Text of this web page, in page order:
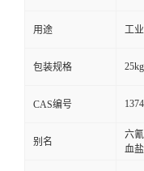
用途 工
包装规格
CAS编号
别名
六
血